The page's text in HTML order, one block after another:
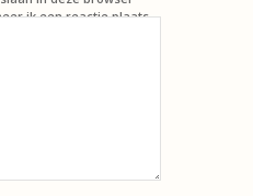
ik een reactie plaats.